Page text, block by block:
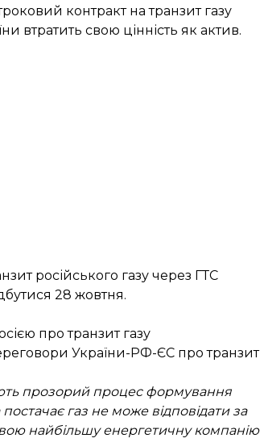
контракт на транзит газу
втратить свою цінність як актив.
російського газу через ГТС
28 жовтня.
про транзит газу
України-РФ-ЄС про транзит
прозорий процес формування
газ не може відповідати за
найбільшу енергетичну компанію